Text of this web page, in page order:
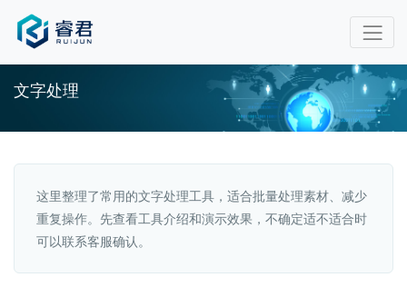
文字处理
这里整理了常用的文字处理工具，适合批量处理素材、减少
重复操作。先查看工具介绍和演示效果，不确定适不适合时
可以联系客服确认。